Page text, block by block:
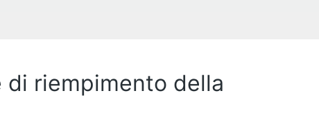
riempimento della